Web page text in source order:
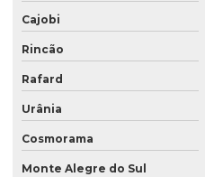
Cajobi
Rincão
Rafard
Urânia
Cosmorama
Monte Alegre do Sul